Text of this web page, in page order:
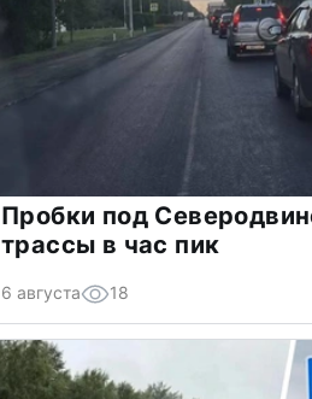
Пробки под
трассы в час пик
6 августа 18